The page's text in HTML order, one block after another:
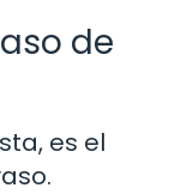
de
es el